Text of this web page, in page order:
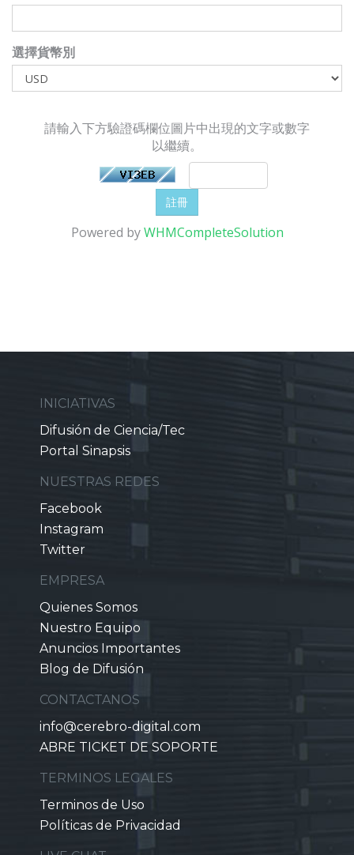
選擇貨幣別
請輸入下方驗證碼欄位圖片中出現的文字或數字
以繼續。
Powered byWHMCompleteSolution
INICIATIVAS
Difusión de Ciencia/Tec
Portal Sinapsis
NUESTRAS REDES
Facebook
Instagram
Twitter
EMPRESA
Quienes Somos
Nuestro Equipo
Anuncios Importantes
Blog de Difusión
CONTACTANOS
info@cerebro-digital.com
ABRE TICKET DE SOPORTE
TERMINOS LEGALES
Terminos de Uso
Políticas de Privacidad